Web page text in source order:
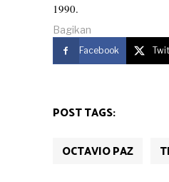
1990.
Bagikan
Facebook
POST TAGS:
OCTAVIO PAZ